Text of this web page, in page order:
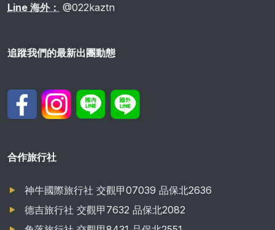
Line 海外： @022kaztn
追蹤我們的最新出團動態
合作旅行社
神牛國際旅行社 交觀甲07039 品保北2636
德吉旅行社 交觀甲7632 品保北2082